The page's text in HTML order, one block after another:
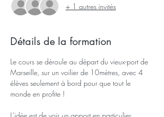
+ 1 autres invités
Détails de la formation
Le cours se déroule au départ du vieux-port de
Marseille, sur un voilier de 10mètres, avec 4
élèves seulement à bord pour que tout le
monde en profite !